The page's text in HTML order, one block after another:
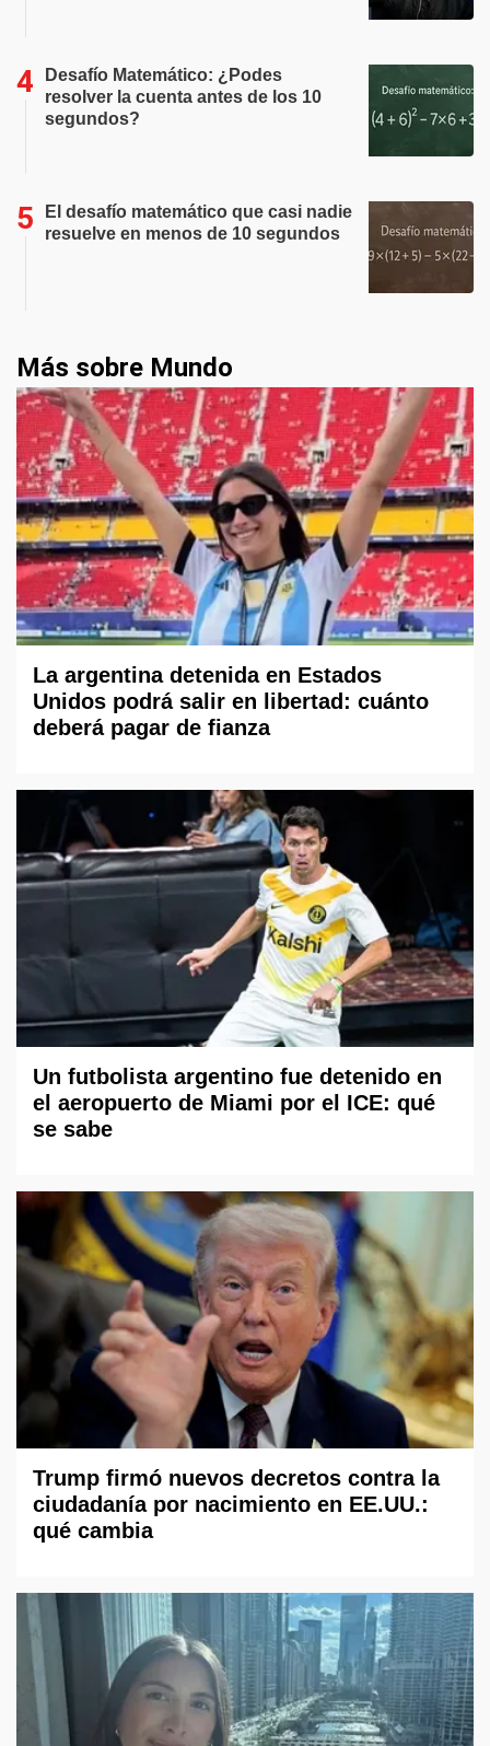
Desafío Matemático: ¿Podes
resolver la cuenta antes de los 10
segundos?
El desafío matemático que casi nadie
resuelve en menos de 10 segundos
Más sobre Mundo
La argentina detenida en Estados
Unidos podrá salir en libertad: cuánto
deberá pagar de fianza
Un futbolista argentino fue detenido en
el aeropuerto de Miami por el ICE: qué
se sabe
Trump firmó nuevos decretos contra la
ciudadanía por nacimiento en EE.UU.:
qué cambia